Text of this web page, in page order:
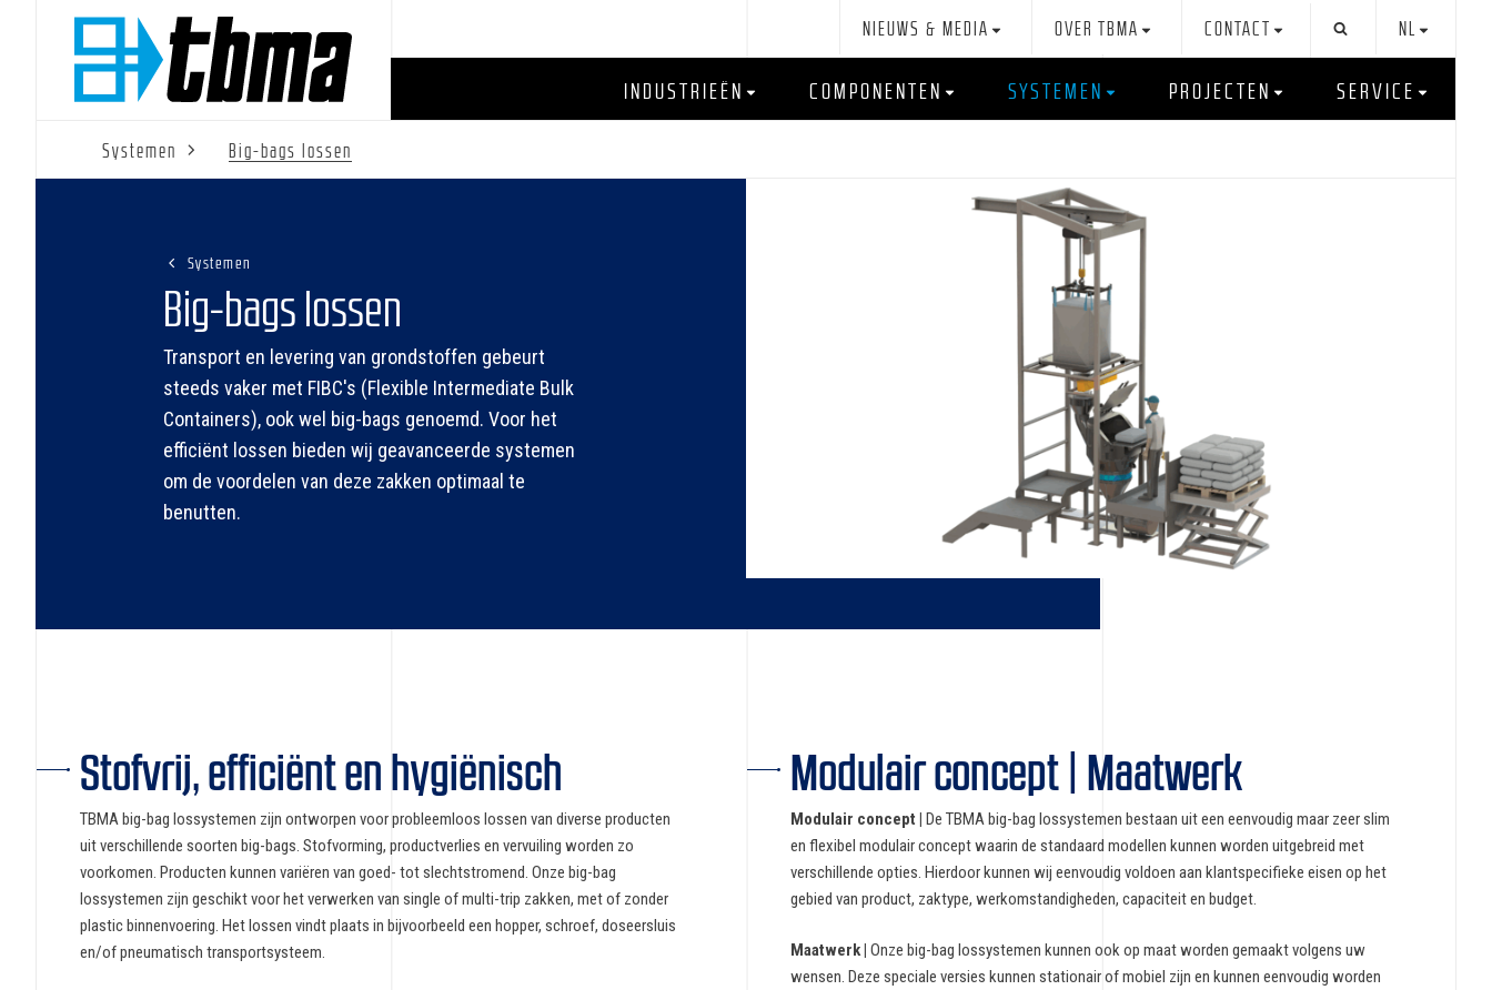
NIEUWS & MEDIA OVER TBMA CONTACT NL
INDUSTRIEËN COMPONENTEN SYSTEMEN PROJECTEN SERVICE
Systemen Big-bags lossen
Systemen
Big-bags lossen
Transport en levering van grondstoffen gebeurt
steeds vaker met FIBC's (Flexible Intermediate Bulk
Containers), ook wel big-bags genoemd. Voor het
efficiënt lossen bieden wij geavanceerde systemen
om de voordelen van deze zakken optimaal te
benutten.
Stofvrij, efficiënt en hygiënisch
TBMA big-bag lossystemen zijn ontworpen voor probleemloos lossen van diverse producten
uit verschillende soorten big-bags. Stofvorming, productverlies en vervuiling worden zo
voorkomen. Producten kunnen variëren van goed- tot slechtstromend. Onze big-bag
lossystemen zijn geschikt voor het verwerken van single of multi-trip zakken, met of zonder
plastic binnenvoering. Het lossen vindt plaats in bijvoorbeeld een hopper, schroef, doseersluis
en/of pneumatisch transportsysteem.
Modulair concept | Maatwerk
Modulair concept | De TBMA big-bag lossystemen bestaan uit een eenvoudig maar zeer slim
en flexibel modulair concept waarin de standaard modellen kunnen worden uitgebreid met
verschillende opties. Hierdoor kunnen wij eenvoudig voldoen aan klantspecifieke eisen op het
gebied van product, zaktype, werkomstandigheden, capaciteit en budget.
Maatwerk | Onze big-bag lossystemen kunnen ook op maat worden gemaakt volgens uw
wensen. Deze speciale versies kunnen stationair of mobiel zijn en kunnen eenvoudig worden